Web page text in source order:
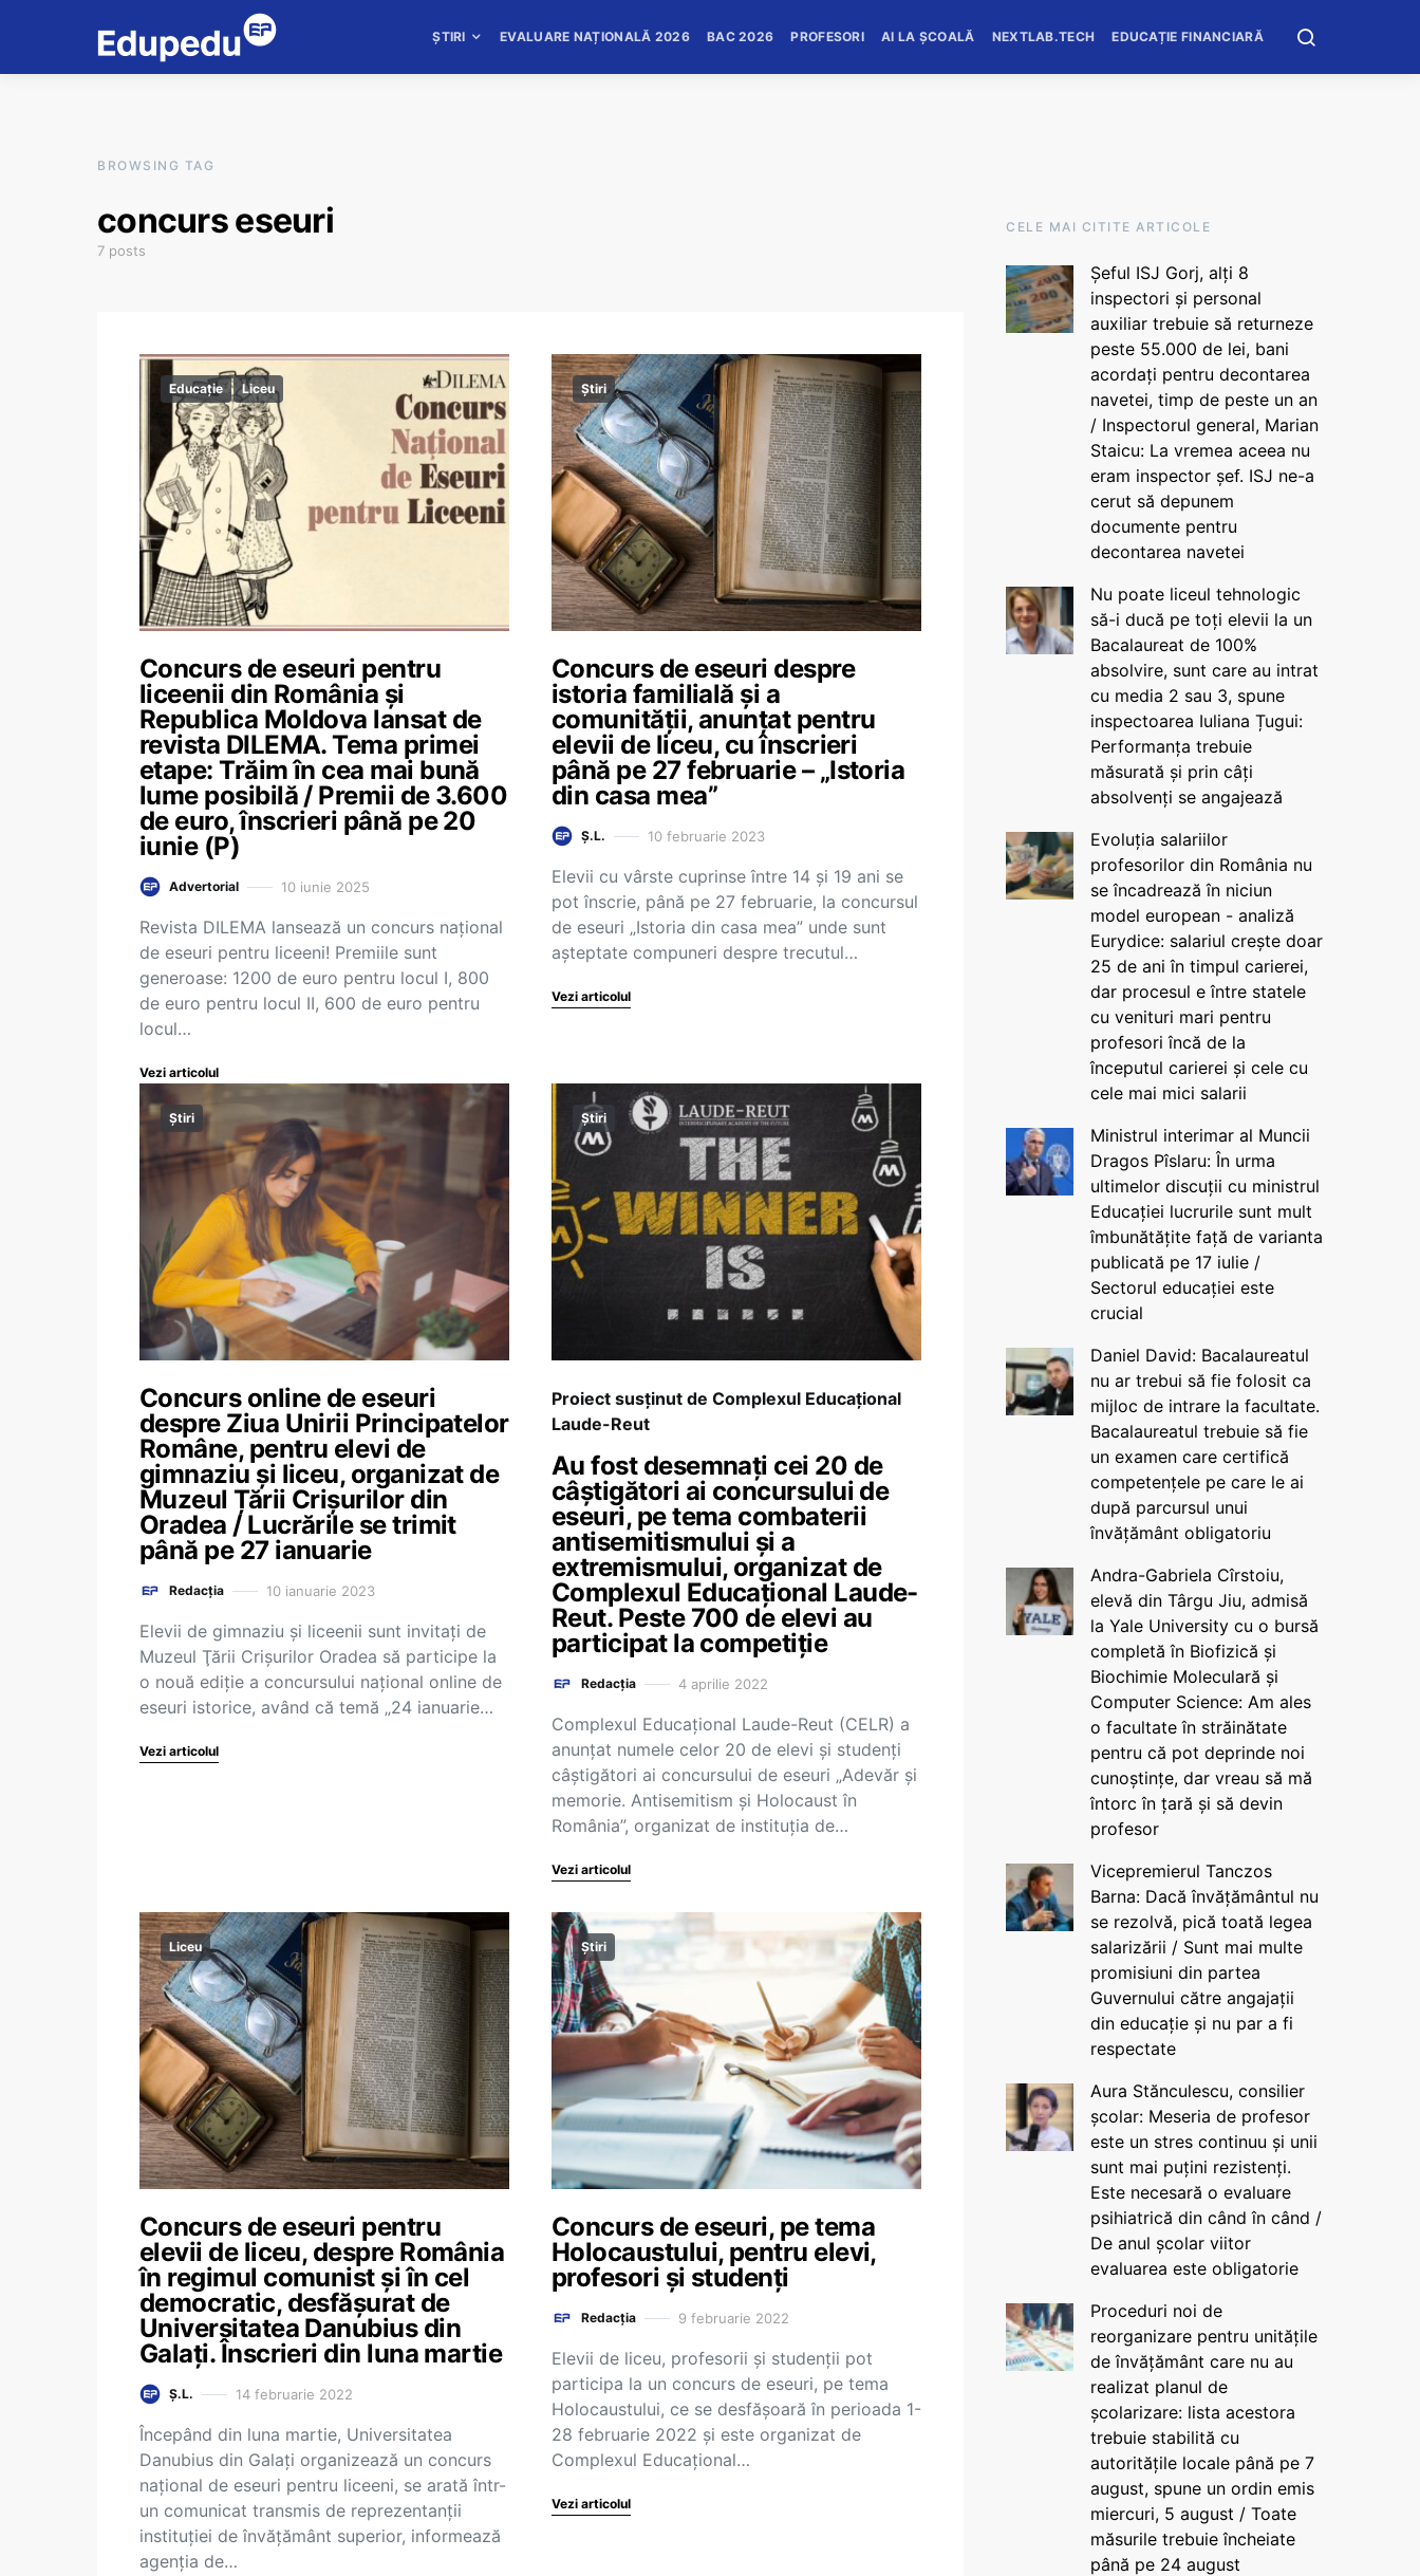
ȘTIRI EVALUARE NAȚIONALĂ 2026 BAC 2026 PROFESORI AI LA ȘCOALĂ NEXTLAB.TECH EDUCAȚIE FINANCIARĂ
BROWSING TAG
concurs eseuri
7 posts
Educație Liceu
Concurs de eseuri pentru
liceenii din România și
Republica Moldova lansat de
revista DILEMA. Tema primei
etape: Trăim în cea mai bună
lume posibilă / Premii de 3.600
de euro, înscrieri până pe 20
iunie (P)
Advertorial 10 iunie 2025
Revista DILEMA lansează un concurs național
de eseuri pentru liceeni! Premiile sunt
generoase: 1200 de euro pentru locul I, 800
de euro pentru locul II, 600 de euro pentru
locul…
Vezi articolul
Știri
Concurs de eseuri despre
istoria familială și a
comunității, anunțat pentru
elevii de liceu, cu înscrieri
până pe 27 februarie – „Istoria
din casa mea”
Ș.L. 10 februarie 2023
Elevii cu vârste cuprinse între 14 și 19 ani se
pot înscrie, până pe 27 februarie, la concursul
de eseuri „Istoria din casa mea” unde sunt
așteptate compuneri despre trecutul…
Vezi articolul
Știri
Concurs online de eseuri
despre Ziua Unirii Principatelor
Române, pentru elevi de
gimnaziu și liceu, organizat de
Muzeul Țării Crișurilor din
Oradea / Lucrările se trimit
până pe 27 ianuarie
Redacția 10 ianuarie 2023
Elevii de gimnaziu şi liceenii sunt invitaţi de
Muzeul Ţării Crişurilor Oradea să participe la
o nouă ediţie a concursului naţional online de
eseuri istorice, având că temă „24 ianuarie…
Vezi articolul
Știri
Proiect susținut de Complexul Educațional
Laude-Reut
Au fost desemnați cei 20 de
câștigători ai concursului de
eseuri, pe tema combaterii
antisemitismului și a
extremismului, organizat de
Complexul Educațional Laude-
Reut. Peste 700 de elevi au
participat la competiție
Redacția 4 aprilie 2022
Complexul Educațional Laude-Reut (CELR) a
anunțat numele celor 20 de elevi și studenți
câștigători ai concursului de eseuri „Adevăr și
memorie. Antisemitism și Holocaust în
România”, organizat de instituția de…
Vezi articolul
Liceu
Concurs de eseuri pentru
elevii de liceu, despre România
în regimul comunist și în cel
democratic, desfășurat de
Universitatea Danubius din
Galați. Înscrieri din luna martie
Ș.L. 14 februarie 2022
Începând din luna martie, Universitatea
Danubius din Galaţi organizează un concurs
naţional de eseuri pentru liceeni, se arată într-
un comunicat transmis de reprezentanţii
instituţiei de învăţământ superior, informează
agenția de…
Știri
Concurs de eseuri, pe tema
Holocaustului, pentru elevi,
profesori și studenți
Redacția 9 februarie 2022
Elevii de liceu, profesorii și studenții pot
participa la un concurs de eseuri, pe tema
Holocaustului, ce se desfășoară în perioada 1-
28 februarie 2022 și este organizat de
Complexul Educațional…
Vezi articolul
CELE MAI CITITE ARTICOLE
Șeful ISJ Gorj, alți 8
inspectori și personal
auxiliar trebuie să returneze
peste 55.000 de lei, bani
acordați pentru decontarea
navetei, timp de peste un an
/ Inspectorul general, Marian
Staicu: La vremea aceea nu
eram inspector șef. ISJ ne-a
cerut să depunem
documente pentru
decontarea navetei
Nu poate liceul tehnologic
să-i ducă pe toți elevii la un
Bacalaureat de 100%
absolvire, sunt care au intrat
cu media 2 sau 3, spune
inspectoarea Iuliana Țugui:
Performanța trebuie
măsurată și prin câți
absolvenți se angajează
Evoluția salariilor
profesorilor din România nu
se încadrează în niciun
model european - analiză
Eurydice: salariul crește doar
25 de ani în timpul carierei,
dar procesul e între statele
cu venituri mari pentru
profesori încă de la
începutul carierei și cele cu
cele mai mici salarii
Ministrul interimar al Muncii
Dragos Pîslaru: În urma
ultimelor discuții cu ministrul
Educației lucrurile sunt mult
îmbunătățite față de varianta
publicată pe 17 iulie /
Sectorul educației este
crucial
Daniel David: Bacalaureatul
nu ar trebui să fie folosit ca
mijloc de intrare la facultate.
Bacalaureatul trebuie să fie
un examen care certifică
competențele pe care le ai
după parcursul unui
învățământ obligatoriu
Andra-Gabriela Cîrstoiu,
elevă din Târgu Jiu, admisă
la Yale University cu o bursă
completă în Biofizică și
Biochimie Moleculară și
Computer Science: Am ales
o facultate în străinătate
pentru că pot deprinde noi
cunoștințe, dar vreau să mă
întorc în țară și să devin
profesor
Vicepremierul Tanczos
Barna: Dacă învățământul nu
se rezolvă, pică toată legea
salarizării / Sunt mai multe
promisiuni din partea
Guvernului către angajații
din educație și nu par a fi
respectate
Aura Stănculescu, consilier
școlar: Meseria de profesor
este un stres continuu și unii
sunt mai puțini rezistenți.
Este necesară o evaluare
psihiatrică din când în când /
De anul școlar viitor
evaluarea este obligatorie
Proceduri noi de
reorganizare pentru unitățile
de învățământ care nu au
realizat planul de
școlarizare: lista acestora
trebuie stabilită cu
autoritățile locale până pe 7
august, spune un ordin emis
miercuri, 5 august / Toate
măsurile trebuie încheiate
până pe 24 august